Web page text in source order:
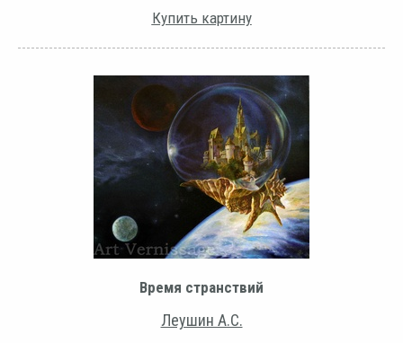
Купить картину
Время странствий
Леушин А.С.